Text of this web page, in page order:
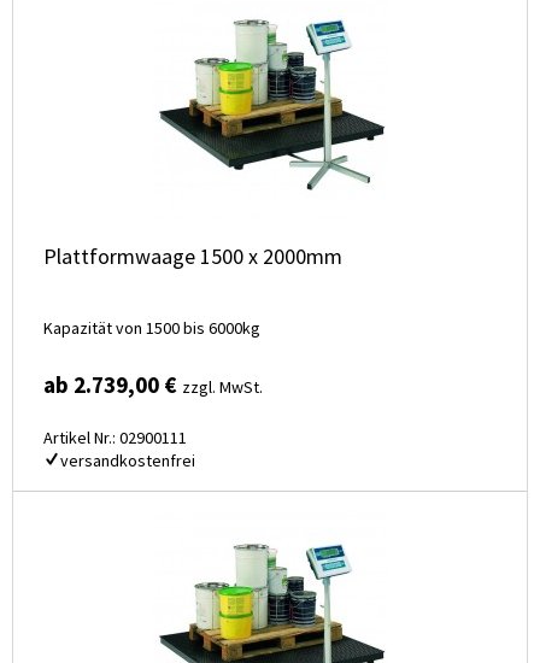
Plattformwaage 1500 x 2000mm
Kapazität von 1500 bis 6000kg
ab 2.739,00 € zzgl. MwSt.
Artikel Nr.: 02900111
versandkostenfrei